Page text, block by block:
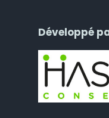
Développé